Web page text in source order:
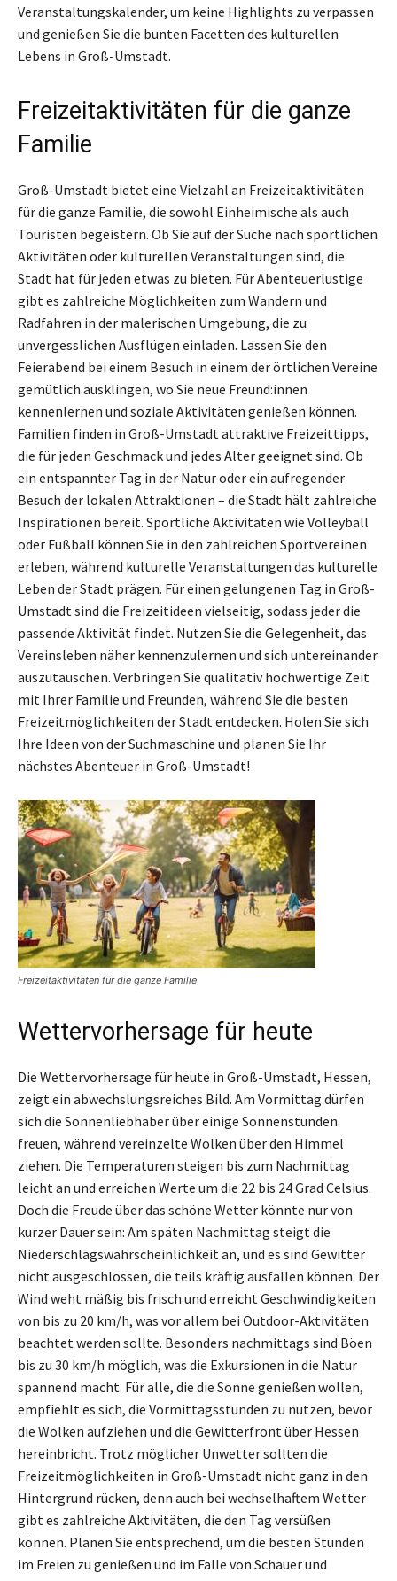
Veranstaltungskalender, um keine Highlights zu verpassen
und genießen Sie die bunten Facetten des kulturellen
Lebens in Groß-Umstadt.
Freizeitaktivitäten für die ganze
Familie
Groß-Umstadt bietet eine Vielzahl an Freizeitaktivitäten
für die ganze Familie, die sowohl Einheimische als auch
Touristen begeistern. Ob Sie auf der Suche nach sportlichen
Aktivitäten oder kulturellen Veranstaltungen sind, die
Stadt hat für jeden etwas zu bieten. Für Abenteuerlustige
gibt es zahlreiche Möglichkeiten zum Wandern und
Radfahren in der malerischen Umgebung, die zu
unvergesslichen Ausflügen einladen. Lassen Sie den
Feierabend bei einem Besuch in einem der örtlichen Vereine
gemütlich ausklingen, wo Sie neue Freund:innen
kennenlernen und soziale Aktivitäten genießen können.
Familien finden in Groß-Umstadt attraktive Freizeittipps,
die für jeden Geschmack und jedes Alter geeignet sind. Ob
ein entspannter Tag in der Natur oder ein aufregender
Besuch der lokalen Attraktionen – die Stadt hält zahlreiche
Inspirationen bereit. Sportliche Aktivitäten wie Volleyball
oder Fußball können Sie in den zahlreichen Sportvereinen
erleben, während kulturelle Veranstaltungen das kulturelle
Leben der Stadt prägen. Für einen gelungenen Tag in Groß-
Umstadt sind die Freizeitideen vielseitig, sodass jeder die
passende Aktivität findet. Nutzen Sie die Gelegenheit, das
Vereinsleben näher kennenzulernen und sich untereinander
auszutauschen. Verbringen Sie qualitativ hochwertige Zeit
mit Ihrer Familie und Freunden, während Sie die besten
Freizeitmöglichkeiten der Stadt entdecken. Holen Sie sich
Ihre Ideen von der Suchmaschine und planen Sie Ihr
nächstes Abenteuer in Groß-Umstadt!
Freizeitaktivitäten für die ganze Familie
Wettervorhersage für heute
Die Wettervorhersage für heute in Groß-Umstadt, Hessen,
zeigt ein abwechslungsreiches Bild. Am Vormittag dürfen
sich die Sonnenliebhaber über einige Sonnenstunden
freuen, während vereinzelte Wolken über den Himmel
ziehen. Die Temperaturen steigen bis zum Nachmittag
leicht an und erreichen Werte um die 22 bis 24 Grad Celsius.
Doch die Freude über das schöne Wetter könnte nur von
kurzer Dauer sein: Am späten Nachmittag steigt die
Niederschlagswahrscheinlichkeit an, und es sind Gewitter
nicht ausgeschlossen, die teils kräftig ausfallen können. Der
Wind weht mäßig bis frisch und erreicht Geschwindigkeiten
von bis zu 20 km/h, was vor allem bei Outdoor-Aktivitäten
beachtet werden sollte. Besonders nachmittags sind Böen
bis zu 30 km/h möglich, was die Exkursionen in die Natur
spannend macht. Für alle, die die Sonne genießen wollen,
empfiehlt es sich, die Vormittagsstunden zu nutzen, bevor
die Wolken aufziehen und die Gewitterfront über Hessen
hereinbricht. Trotz möglicher Unwetter sollten die
Freizeitmöglichkeiten in Groß-Umstadt nicht ganz in den
Hintergrund rücken, denn auch bei wechselhaftem Wetter
gibt es zahlreiche Aktivitäten, die den Tag versüßen
können. Planen Sie entsprechend, um die besten Stunden
im Freien zu genießen und im Falle von Schauer und